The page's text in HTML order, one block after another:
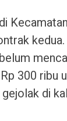
300 ribu
di